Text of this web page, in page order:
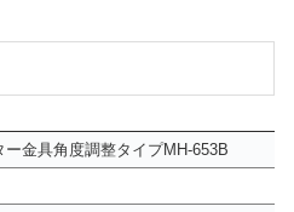
ー金具角度調整タイプMH-653B